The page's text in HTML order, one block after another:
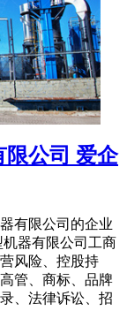
限公司 爱企
有限公司的企业
器有限公司工商
风险、控股持
管、商标、品牌
、法律诉讼、招